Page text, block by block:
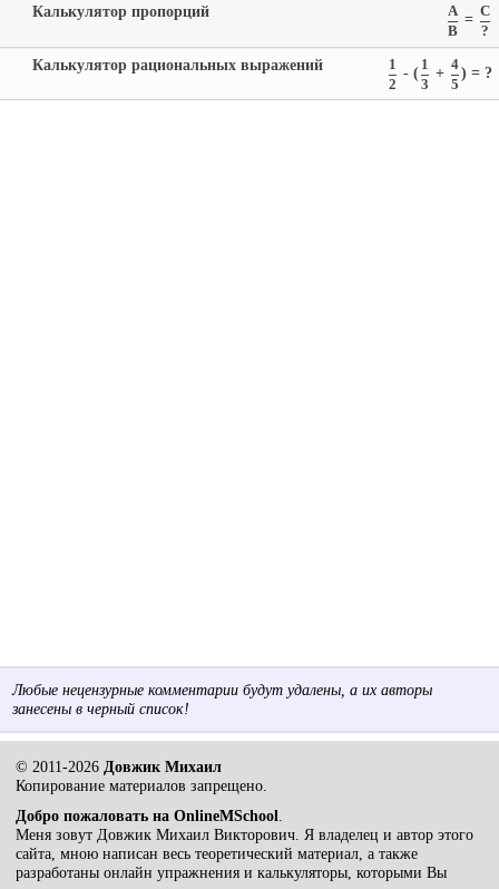
A
B
= C
?
Калькулятор пропорций
1
2
- ( 1
3
+ 4
5
) = ?
Калькулятор рациональных выражений
Любые нецензурные комментарии будут удалены, а их авторы
занесены в черный список!
© 2011-2026 Довжик Михаил
Копирование материалов запрещено.
Добро пожаловать на OnlineMSchool.
Меня зовут Довжик Михаил Викторович. Я владелец и автор этого
сайта, мною написан весь теоретический материал, а также
разработаны онлайн упражнения и калькуляторы, которыми Вы